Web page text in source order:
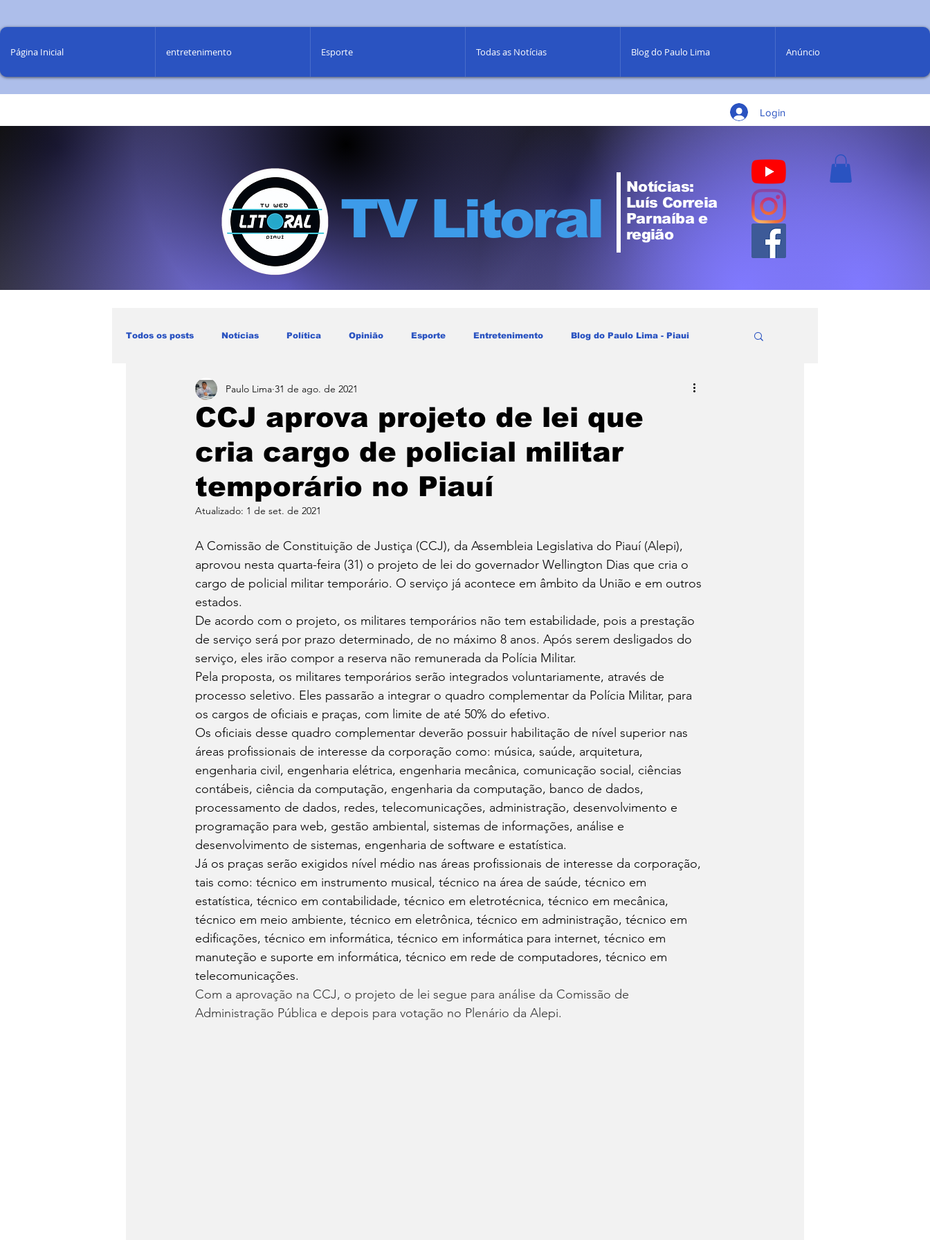
Página Inicial entretenimento Esporte Todas as Notícias Blog do Paulo Lima Anúncio
Login
TV Litoral
Notícias:
Luís Correia
Parnaíba e
região
Todos os posts Notícias Política Opinião Esporte Entretenimento Blog do Paulo Lima - Piaui
Blog Paulo Lima - Maranhão
CCJ aprova projeto de lei que
cria cargo de policial militar
temporário no Piauí
Paulo Lima 31 de ago. de 2021
Atualizado: 1 de set. de 2021
A Comissão de Constituição de Justiça (CCJ), da Assembleia Legislativa do Piauí (Alepi),
aprovou nesta quarta-feira (31) o projeto de lei do governador Wellington Dias que cria o
cargo de policial militar temporário. O serviço já acontece em âmbito da União e em outros
estados.
De acordo com o projeto, os militares temporários não tem estabilidade, pois a prestação
de serviço será por prazo determinado, de no máximo 8 anos. Após serem desligados do
serviço, eles irão compor a reserva não remunerada da Polícia Militar.
Pela proposta, os militares temporários serão integrados voluntariamente, através de
processo seletivo. Eles passarão a integrar o quadro complementar da Polícia Militar, para
os cargos de oficiais e praças, com limite de até 50% do efetivo.
Os oficiais desse quadro complementar deverão possuir habilitação de nível superior nas
áreas profissionais de interesse da corporação como: música, saúde, arquitetura,
engenharia civil, engenharia elétrica, engenharia mecânica, comunicação social, ciências
contábeis, ciência da computação, engenharia da computação, banco de dados,
processamento de dados, redes, telecomunicações, administração, desenvolvimento e
programação para web, gestão ambiental, sistemas de informações, análise e
desenvolvimento de sistemas, engenharia de software e estatística.
Já os praças serão exigidos nível médio nas áreas profissionais de interesse da corporação,
tais como: técnico em instrumento musical, técnico na área de saúde, técnico em
estatística, técnico em contabilidade, técnico em eletrotécnica, técnico em mecânica,
técnico em meio ambiente, técnico em eletrônica, técnico em administração, técnico em
edificações, técnico em informática, técnico em informática para internet, técnico em
manuteção e suporte em informática, técnico em rede de computadores, técnico em
telecomunicações.
Com a aprovação na CCJ, o projeto de lei segue para análise da Comissão de
Administração Pública e depois para votação no Plenário da Alepi.